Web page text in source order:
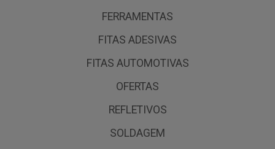
FERRAMENTAS
FITAS ADESIVAS
FITAS AUTOMOTIVAS
OFERTAS
REFLETIVOS
SOLDAGEM